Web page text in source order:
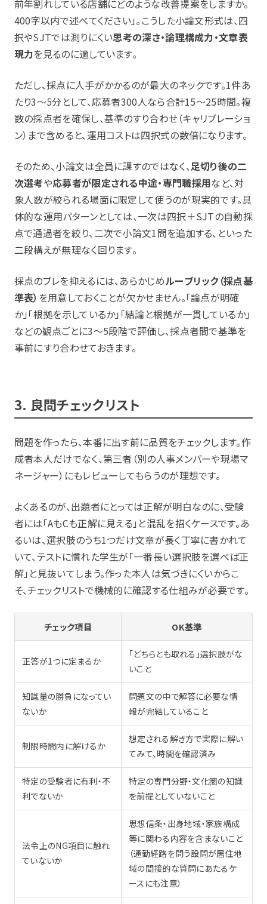
前年割れしている店舗にどのような改善提案をしますか。
400字以内で述べてください」。こうした小論文形式は、四
択やSJTでは測りにくい思考の深さ・論理構成力・文章表
現力を見るのに適しています。
ただし、採点に人手がかかるのが最大のネックです。1件あ
たり3〜5分として、応募者300人なら合計15〜25時間。複
数の採点者を確保し、基準のすり合わせ（キャリブレーショ
ン）まで含めると、運用コストは四択式の数倍になります。
そのため、小論文は全員に課すのではなく、足切り後の二
次選考や応募者が限定される中途・専門職採用など、対
象人数が絞られる場面に限定して使うのが現実的です。具
体的な運用パターンとしては、一次は四択＋SJTの自動採
点で通過者を絞り、二次で小論文1問を追加する、といった
二段構えが無理なく回ります。
採点のブレを抑えるには、あらかじめルーブリック（採点基
準表） を用意しておくことが欠かせません。「論点が明確
か」「根拠を示しているか」「結論と根拠が一貫しているか」
などの観点ごとに3〜5段階で評価し、採点者間で基準を
事前にすり合わせておきます。
3. 良問チェックリスト
問題を作ったら、本番に出す前に品質をチェックします。作
成者本人だけでなく、第三者（別の人事メンバーや現場マ
ネージャー）にもレビューしてもらうのが理想です。
よくあるのが、出題者にとっては正解が明白なのに、受験
者には「AもCも正解に見える」と混乱を招くケースです。あ
るいは、選択肢のうち1つだけ文章が長く丁寧に書かれて
いて、テストに慣れた学生が「一番長い選択肢を選べば正
解」と見抜いてしまう。作った本人は気づきにくいからこ
そ、チェックリストで機械的に確認する仕組みが必要です。
チェック項目 OK基準
正答が1つに定まるか
「どちらとも取れる」選択肢がな
いこと
知識量の勝負になってい
ないか
問題文の中で解答に必要な情
報が完結していること
制限時間内に解けるか
想定される解き方で実際に解い
てみて、時間を確認済み
特定の受験者に有利・不
利でないか
特定の専門分野・文化圏の知識
を前提としていないこと
法令上のNG項目に触れ
ていないか
思想信条・出身地域・家族構成
等に関わる内容を含まないこと
（通勤経路を問う設問が居住地
域の間接的な質問にあたるケ
ースにも注意）